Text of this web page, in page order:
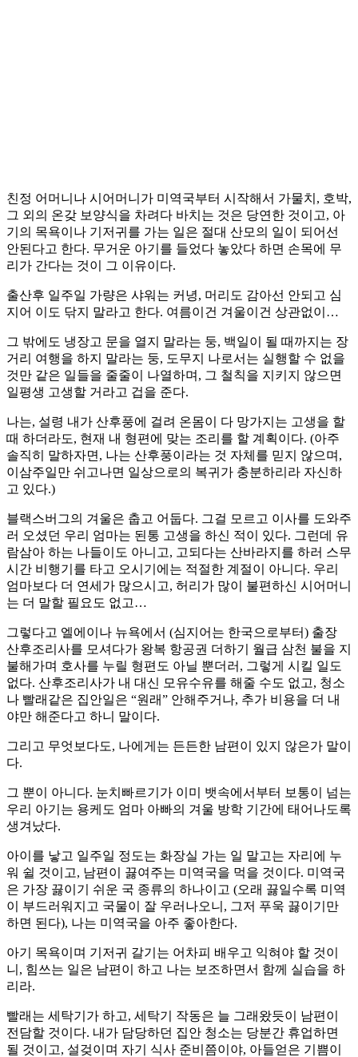
친정 어머니나 시어머니가 미역국부터 시작해서 가물치, 호박,
그 외의 온갖 보양식을 차려다 바치는 것은 당연한 것이고, 아
기의 목욕이나 기저귀를 가는 일은 절대 산모의 일이 되어선
안된다고 한다. 무거운 아기를 들었다 놓았다 하면 손목에 무
리가 간다는 것이 그 이유이다.
출산후 일주일 가량은 샤워는 커녕, 머리도 감아선 안되고 심
지어 이도 닦지 말라고 한다. 여름이건 겨울이건 상관없이…
그 밖에도 냉장고 문을 열지 말라는 둥, 백일이 될 때까지는 장
거리 여행을 하지 말라는 둥, 도무지 나로서는 실행할 수 없을
것만 같은 일들을 줄줄이 나열하며, 그 철칙을 지키지 않으면
일평생 고생할 거라고 겁을 준다.
나는, 설령 내가 산후풍에 걸려 온몸이 다 망가지는 고생을 할
때 하더라도, 현재 내 형편에 맞는 조리를 할 계획이다. (아주
솔직히 말하자면, 나는 산후풍이라는 것 자체를 믿지 않으며,
이삼주일만 쉬고나면 일상으로의 복귀가 충분하리라 자신하
고 있다.)
블랙스버그의 겨울은 춥고 어둡다. 그걸 모르고 이사를 도와주
러 오셨던 우리 엄마는 된통 고생을 하신 적이 있다. 그런데 유
람삼아 하는 나들이도 아니고, 고되다는 산바라지를 하러 스무
시간 비행기를 타고 오시기에는 적절한 계절이 아니다. 우리
엄마보다 더 연세가 많으시고, 허리가 많이 불편하신 시어머니
는 더 말할 필요도 없고…
그렇다고 엘에이나 뉴욕에서 (심지어는 한국으로부터) 출장
산후조리사를 모셔다가 왕복 항공권 더하기 월급 삼천 불을 지
불해가며 호사를 누릴 형편도 아닐 뿐더러, 그렇게 시킬 일도
없다. 산후조리사가 내 대신 모유수유를 해줄 수도 없고, 청소
나 빨래같은 집안일은 “원래” 안해주거나, 추가 비용을 더 내
야만 해준다고 하니 말이다.
그리고 무엇보다도, 나에게는 든든한 남편이 있지 않은가 말이
다.
그 뿐이 아니다. 눈치빠르기가 이미 뱃속에서부터 보통이 넘는
우리 아기는 용케도 엄마 아빠의 겨울 방학 기간에 태어나도록
생겨났다.
아이를 낳고 일주일 정도는 화장실 가는 일 말고는 자리에 누
워 쉴 것이고, 남편이 끓여주는 미역국을 먹을 것이다. 미역국
은 가장 끓이기 쉬운 국 종류의 하나이고 (오래 끓일수록 미역
이 부드러워지고 국물이 잘 우러나오니, 그저 푸욱 끓이기만
하면 된다), 나는 미역국을 아주 좋아한다.
아기 목욕이며 기저귀 갈기는 어차피 배우고 익혀야 할 것이
니, 힘쓰는 일은 남편이 하고 나는 보조하면서 함께 실습을 하
리라.
빨래는 세탁기가 하고, 세탁기 작동은 늘 그래왔듯이 남편이
전담할 것이다. 내가 담당하던 집안 청소는 당분간 휴업하면
될 것이고, 설겆이며 자기 식사 준비쯤이야, 아들얻은 기쁨이